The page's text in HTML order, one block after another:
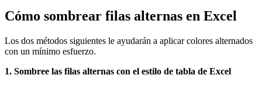
Cómo sombrear filas alternas en Excel
Los dos métodos siguientes le ayudarán a aplicar colores alternados
con un mínimo esfuerzo.
1. Sombree las filas alternas con el estilo de tabla de Excel